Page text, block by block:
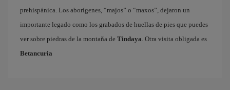
prehispánica. Los aborígenes, “majos” o “maxos”, dejaron un
importante legado como los grabados de huellas de pies que puedes
ver sobre piedras de la montaña de Tindaya. Otra visita obligada es
Betancuria